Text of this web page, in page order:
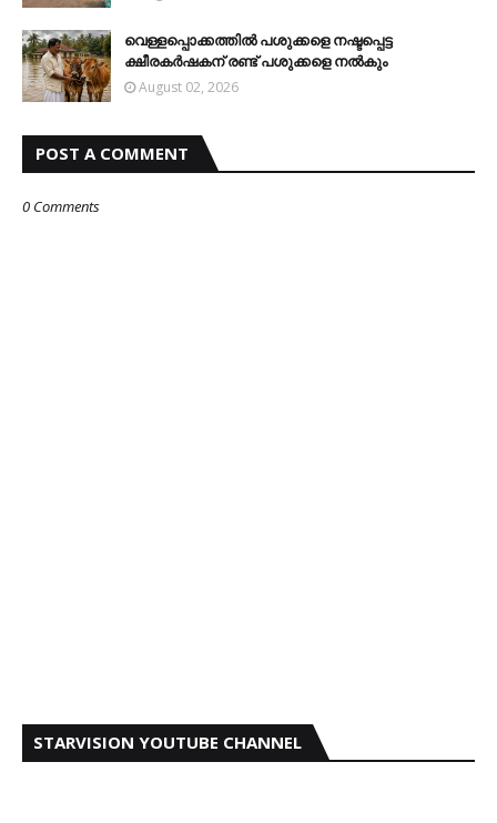
വെള്ളപ്പൊക്കത്തില്‍ പശുക്കളെ നഷ്ടപ്പെട്ട
ക്ഷീരകര്‍ഷകന് രണ്ട് പശുക്കളെ നല്‍കും
August 02, 2026
POST A COMMENT
0 Comments
STARVISION YOUTUBE CHANNEL